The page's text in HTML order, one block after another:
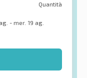
Quantità
- mer. 19 ag.